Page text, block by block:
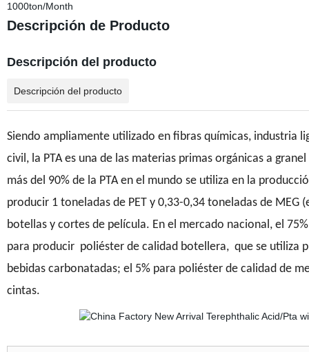
1000ton/Month
Descripción de Producto
Descripción del producto
Descripción del producto
Siendo ampliamente utilizado en fibras químicas, industria
civil, la PTA es una de las materias primas orgánicas a
más del 90% de la PTA en el mundo se utiliza en la
producir 1 toneladas de PET y 0,33-0,34 toneladas de
botellas y cortes de película. En el mercado nacional, el
para producir poliéster de calidad botellera, que se utiliza
bebidas carbonatadas; el 5% para poliéster de calidad de
cintas.